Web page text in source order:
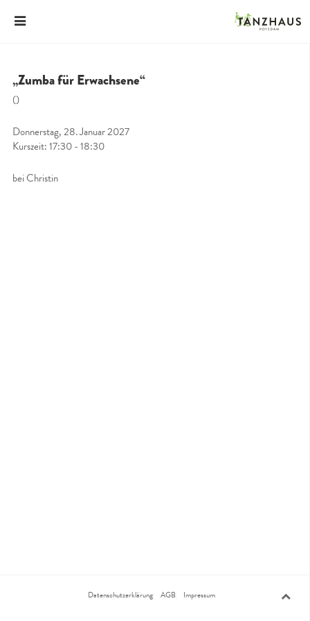
„Zumba für Erwachsene“
()
Donnerstag, 28. Januar 2027
Kurszeit: 17:30 - 18:30
bei Christin
Datenschutzerklärung AGB Impressum